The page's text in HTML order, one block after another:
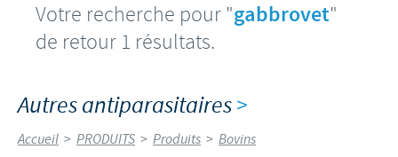
Votre recherche pour "gabbrovet"
de retour 1 résultats.
Autres antiparasitaires>
Accueil > PRODUITS > Produits > Bovins